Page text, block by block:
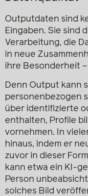
Outputdaten sind
Eingaben. Sie sind
Verarbeitung, die
in neue
ihre Besonderheit
Denn Output kann
personenbezogen
über identifizierte
enthalten, Profile
vornehmen. In
hinaus, indem er
zuvor in dieser
kann etwa ein KI-
Person
solches Bild